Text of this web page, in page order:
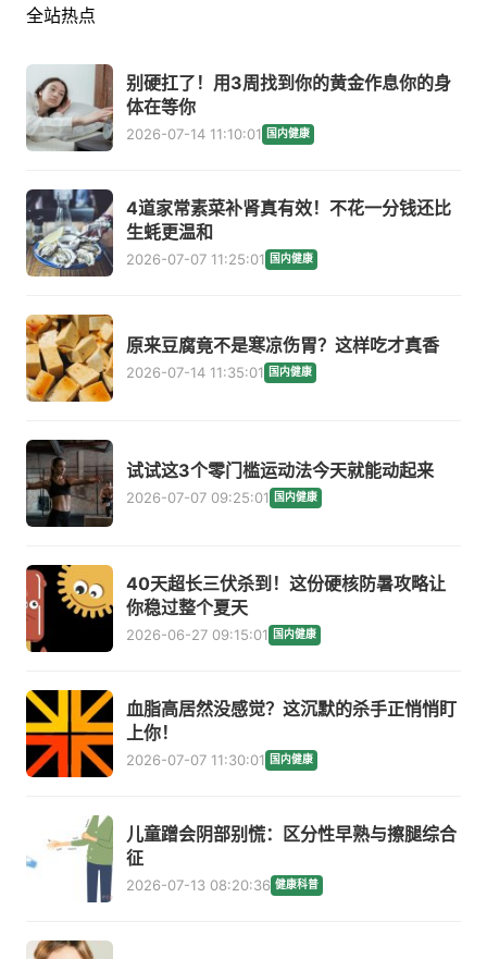
全站热点
别硬扛了！用3周找到你的黄金作息你的身
体在等你
2026-07-14 11:10:01 国内健康
4道家常素菜补肾真有效！不花一分钱还比
生蚝更温和
2026-07-07 11:25:01 国内健康
原来豆腐竟不是寒凉伤胃？这样吃才真香
2026-07-14 11:35:01 国内健康
试试这3个零门槛运动法今天就能动起来
2026-07-07 09:25:01 国内健康
40天超长三伏杀到！这份硬核防暑攻略让
你稳过整个夏天
2026-06-27 09:15:01 国内健康
血脂高居然没感觉？这沉默的杀手正悄悄盯
上你！
2026-07-07 11:30:01 国内健康
儿童蹭会阴部别慌：区分性早熟与擦腿综合
征
2026-07-13 08:20:36 健康科普